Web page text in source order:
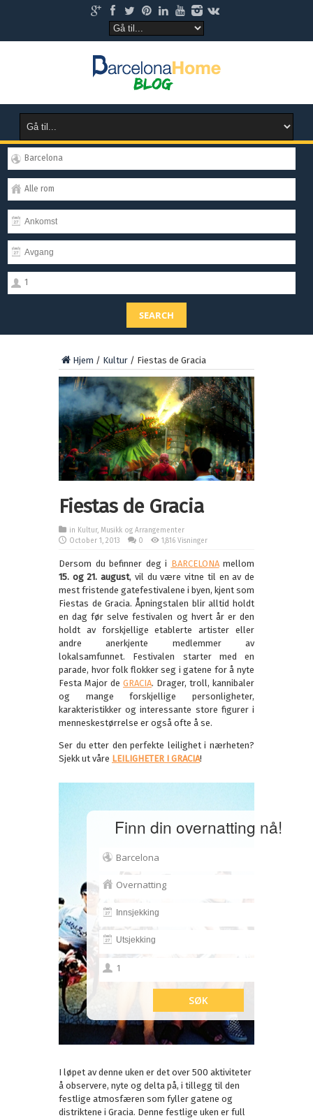
Barcelona
Alle rom
1
SEARCH
Hjem / Kultur / Fiestas de Gracia
Fiestas de Gracia
in Kultur, Musikk og Arrangementer
October 1, 2013
0 1,816 Visninger
Dersom du befinner deg i BARCELONAmellom
15. og 21. august, vil du være vitne til en av de
mest fristende gatefestivalene i byen, kjent som
Fiestas de Gracia. Åpningstalen blir alltid holdt
en dag før selve festivalen og hvert år er den
holdt av forskjellige etablerte artister eller
andre anerkjente medlemmer av
lokalsamfunnet. Festivalen starter med en
parade, hvor folk flokker seg i gatene for å nyte
Festa Major de GRACIA. Drager, troll, kannibaler
og mange forskjellige personligheter,
karakteristikker og interessante store figurer i
menneskestørrelse er også ofte å se.
Ser du etter den perfekte leilighet i nærheten?
Sjekk ut våre LEILIGHETER I GRACIA!
Finn din overnatting nå!
I løpet av denne uken er det over 500 aktiviteter
å observere, nyte og delta på, i tillegg til den
festlige atmosfæren som fyller gatene og
distriktene i Gracia. Denne festlige uken er full